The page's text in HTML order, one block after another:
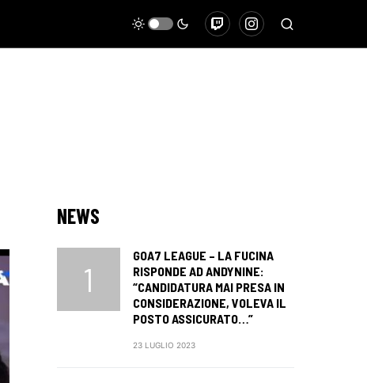
NEWS
GOA7 LEAGUE – LA FUCINA
RISPONDE AD ANDYNINE:
“CANDIDATURA MAI PRESA IN
CONSIDERAZIONE, VOLEVA IL
POSTO ASSICURATO…”
23 LUGLIO 2023